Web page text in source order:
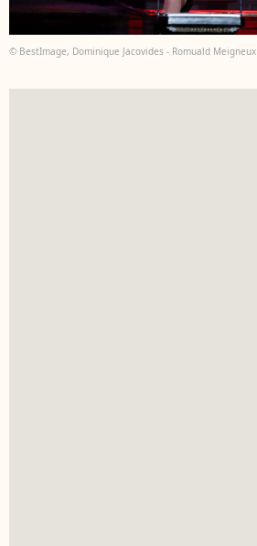
© BestImage, Dominique Jacovides - Romuald Meigneux